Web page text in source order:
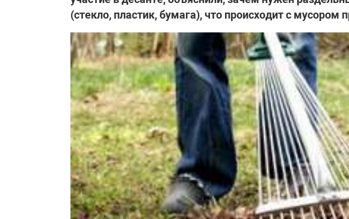
(стекло, пластик, бумага), что происходит с мусором